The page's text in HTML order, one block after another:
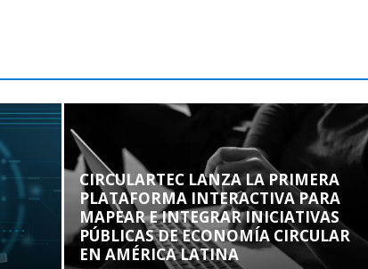
CIRCULARTEC LANZA LA PRIMERA
PLATAFORMA INTERACTIVA PARA
MAPEAR E INTEGRAR INICIATIVAS
PÚBLICAS DE ECONOMÍA CIRCULAR
EN AMÉRICA LATINA